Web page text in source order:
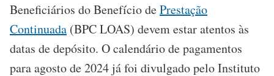
Beneficiários do Benefício dePrestação
Continuada (BPC LOAS) devem estar atentos às
datas de depósito. O calendário de pagamentos
para agosto de 2024 já foi divulgado pelo Instituto